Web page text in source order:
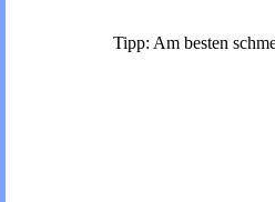
Tipp: Am besten